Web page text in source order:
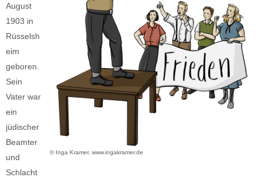
© Inga Kramer, www.ingakramer.de
August
1903 in
Rüsselsh
eim
geboren.
Sein
Vater war
ein
jüdischer
Beamter
und
Schlacht